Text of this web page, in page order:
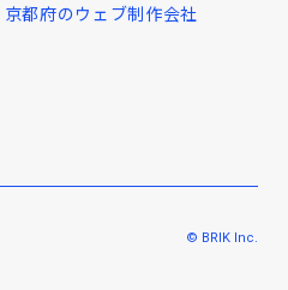
京都府のウェブ制作会社
© BRIK Inc.